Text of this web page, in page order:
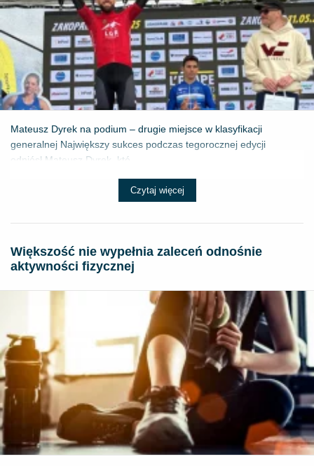
Mateusz Dyrek na podium – drugie miejsce w klasyfikacji
generalnej Największy sukces podczas tegorocznej edycji
odniósł Mateusz Dyrek, któ...
Czytaj więcej
Większość nie wypełnia zaleceń odnośnie
aktywności fizycznej